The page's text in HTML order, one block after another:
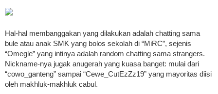
Hal-hal membanggakan yang dilakukan adalah chatting sama
bule atau anak SMK yang bolos sekolah di “MiRC”, sejenis
“Omegle” yang intinya adalah random chatting sama strangers.
Nickname-nya jugak anugerah yang kuasa banget: mulai dari
“cowo_ganteng” sampai “Cewe_CutEzZz19” yang mayoritas diisi
oleh makhluk-makhluk cabul.